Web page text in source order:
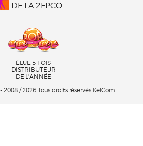
DE LA 2FPCO
ÉLUE 5 FOIS
DISTRIBUTEUR
DE L'ANNÉE
- 2008 / 2026 Tous droits réservés KelCom